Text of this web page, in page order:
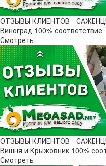
ОТЗЫВЫ КЛИЕНТОВ -
Виноград 100% соответствие
Смотреть
ОТЗЫВЫ КЛИЕНТОВ -
Вишня и Крыжовник 100%
Смотреть